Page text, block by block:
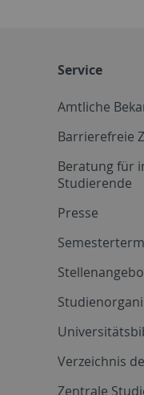
Service
Amtliche
Barrierefreie
Beratung für
Studierende
Presse
Verzeichnis
Zentrale